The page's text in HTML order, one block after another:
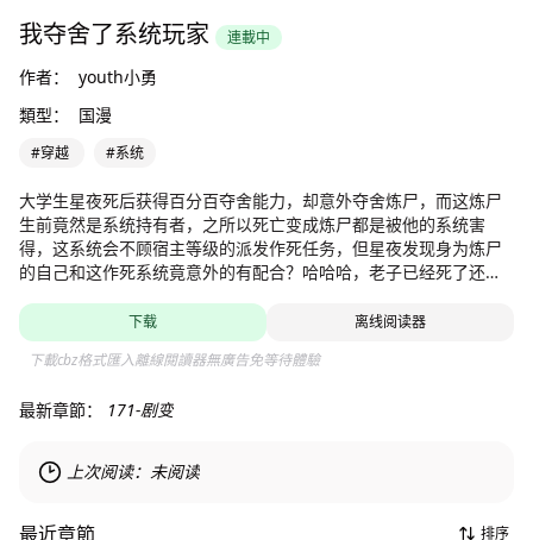
我夺舍了系统玩家 連載中
作者：
youth小勇
類型：
国漫
#穿越 #系统
大学生星夜死后获得百分百夺舍能力，却意外夺舍炼尸，而这炼尸
生前竟然是系统持有者，之所以死亡变成炼尸都是被他的系统害
得，这系统会不顾宿主等级的派发作死任务，但星夜发现身为炼尸
的自己和这作死系统竟意外的有配合？哈哈哈，老子已经死了还怕
下载
离线阅读器
下載cbz格式匯入離線閱讀器無廣告免等待體驗
最新章節： 171-剧变
上次阅读： 未阅读
最近章節 排序